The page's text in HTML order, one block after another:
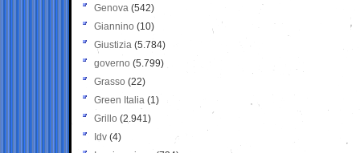
Genova (542)
Giannino (10)
Giustizia (5.784)
governo (5.799)
Grasso (22)
Green Italia (1)
Grillo (2.941)
Idv (4)